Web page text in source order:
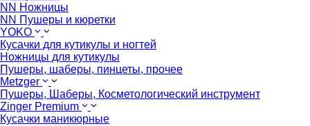
NN Ножницы
NN Пушеры и кюретки
YOKO
Кусачки для кутикулы и ногтей
Ножницы для кутикулы
Пушеры, шаберы, пинцеты, прочее
Metzger
Пушеры, Шаберы, Косметологический инструмент
Zinger Premium
Кусачки маникюрные